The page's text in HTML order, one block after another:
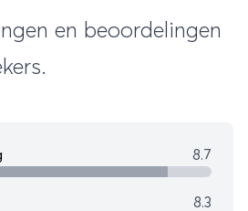
en beoordelingen
8.7
8.3